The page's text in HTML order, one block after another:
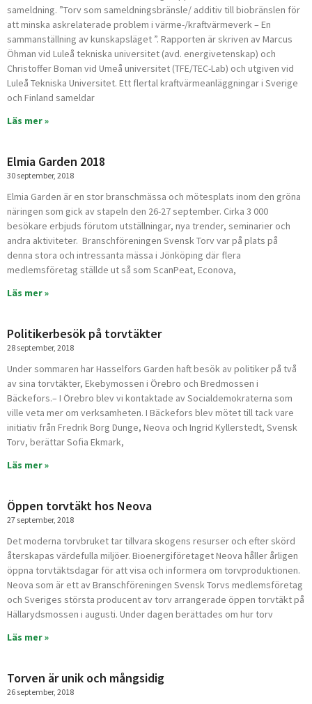
sameldning. ”Torv som sameldningsbränsle/ additiv till biobränslen för
att minska askrelaterade problem i värme-/kraftvärmeverk – En
sammanställning av kunskapsläget ”. Rapporten är skriven av Marcus
Öhman vid Luleå tekniska universitet (avd. energivetenskap) och
Christof­fer Boman vid Umeå universitet (TFE/TEC-Lab) och utgiven vid
Luleå Tekniska Universitet. Ett flertal kraftvärmeanläggningar i Sverige
och Finland sameldar
Läs mer »
Elmia Garden 2018
30 september, 2018
Elmia Garden är en stor branschmässa och mötesplats inom den gröna
näringen som gick av stapeln den 26-27 september. Cirka 3 000
besökare erbjuds förutom utställningar, nya trender, seminarier och
andra aktiviteter. Branschföreningen Svensk Torv var på plats på
denna stora och intressanta mässa i Jönköping där flera
medlemsföretag ställde ut så som ScanPeat, Econova,
Läs mer »
Politikerbesök på torvtäkter
28 september, 2018
Under sommaren har Hasselfors Garden haft besök av politiker på två
av sina torvtäkter, Ekebymossen i Örebro och Bredmossen i
Bäckefors.– I Örebro blev vi kontaktade av Socialdemokraterna som
ville veta mer om verksamheten. I Bäckefors blev mötet till tack vare
initiativ från Fredrik Borg Dunge, Neova och Ingrid Kyller­stedt, Svensk
Torv, berättar Sofia Ekmark,
Läs mer »
Öppen torvtäkt hos Neova
27 september, 2018
Det moderna torvbruket tar tillvara skogens resurser och efter skörd
återskapas värdefulla miljöer. Bioenergiföretaget Neova håller årligen
öppna torvtäktsdagar för att visa och informera om torvproduktionen.
Neova som är ett av Branschföreningen Svensk Torvs medlemsföretag
och Sveriges största producent av torv arrangerade öppen torvtäkt på
Hällarydsmossen i augusti. Under dagen berättades om hur torv
Läs mer »
Torven är unik och mångsidig
26 september, 2018
a
a
a
a
a
a
a